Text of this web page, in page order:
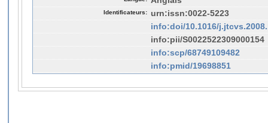
Identificateurs:
urn:issn:0022-5223
info:doi/10.1016/
info:pii/S0022522309000154
info:scp/68749109482
info:pmid/19698851